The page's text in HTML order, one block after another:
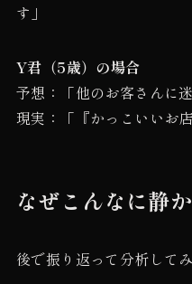
す」
Y君（5歳）の場合
予想：「他のお客さんに
現実：「『かっこいいお
なぜこんなに静
後で振り返って分析して